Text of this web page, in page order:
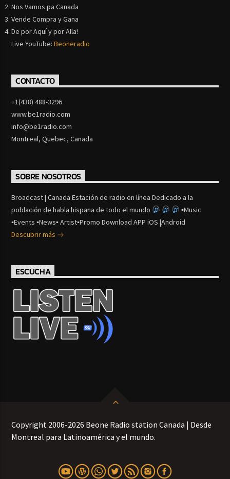
Nos Vamos pa Canada
Vende Compra y Gana
De por Aquí y por Alla!
Live YouTube:Beoneradio
CONTACTO
+1(438) 488-3296
www.be1radio.com
info@be1radio.com
Montreal, Quebec, Canada
SOBRE NOSOTROS
Broadcast | Canada Estación de radio en línea Dedicado a la
población de habla hispana de todo el mundo
▪Music
▪Events ▪News▪ Artist▪Promo Download APP iOS |Android
Descubrir más
ESCUCHA
Copyright 2006-2026 Beone Radio station Canada | Desde
Montreal para Latinoamérica y el mundo.